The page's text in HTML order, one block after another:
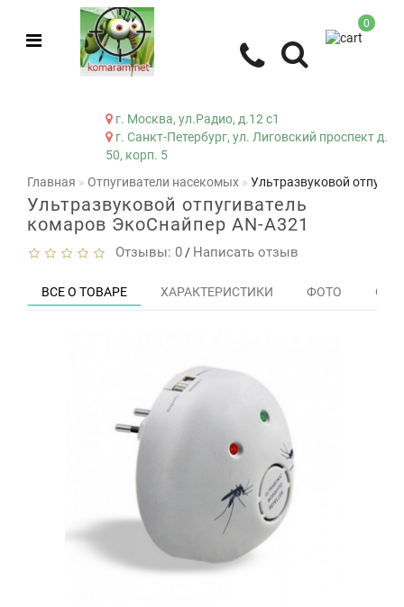
0
г. Москва, ул.Радио, д.12 с1
г. Санкт-Петербург, ул. Лиговский проспект д.
50, корп. 5
Главная
Отпугиватели насекомых Ультразвуковой
Ультразвуковой отпугиватель
комаров ЭкоСнайпер AN-A321
Отзывы: 0 / Написать отзыв
ВСЕ О ТОВАРЕ ХАРАКТЕРИСТИКИ ФОТО